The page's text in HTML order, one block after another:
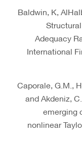
• Baldwin, K,
Adequacy
International
• Caporale, G.M.,
and Akdeniz,
emerging
nonlinear